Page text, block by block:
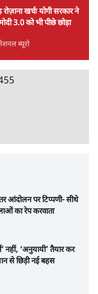
खर्चः योगी सरकार ने
3.0 को भी पीछे छोड़ा
ब्यूरो
आंदोलन पर टिप्पणी- सीधे
का रेप करवाता
नहीं, ‘अनुयायी’ तैयार कर
से छिड़ी नई बहस